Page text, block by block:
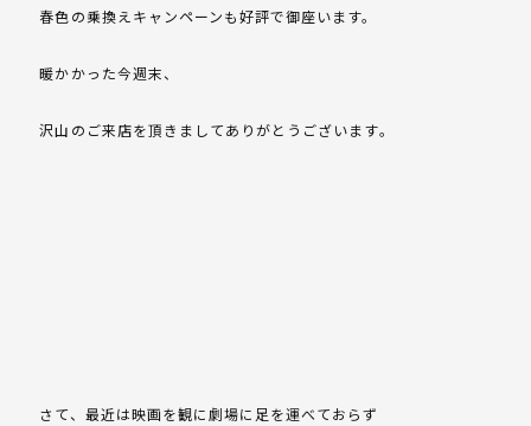
春色の乗換えキャンペーンも好評で御座います。
暖かかった今週末、
沢山のご来店を頂きましてありがとうございます。
さて、最近は映画を観に劇場に足を運べておらず